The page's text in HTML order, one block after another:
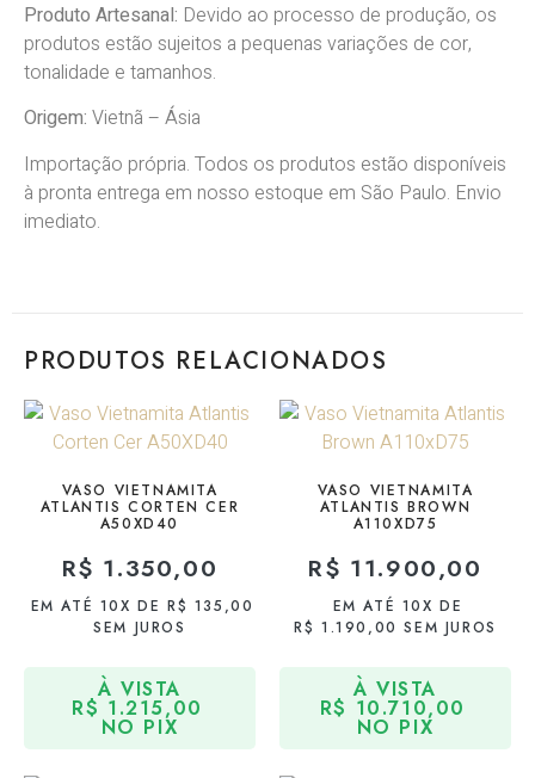
Produto Artesanal: Devido ao processo de produção, os
produtos estão sujeitos a pequenas variações de cor,
tonalidade e tamanhos.
Origem: Vietnã – Ásia
Importação própria. Todos os produtos estão disponíveis
à pronta entrega em nosso estoque em São Paulo. Envio
imediato.
PRODUTOS RELACIONADOS
VASO VIETNAMITA
ATLANTIS CORTEN CER
A50XD40
R$ 1.350,00
EM ATÉ 10X DE R$ 135,00
SEM JUROS
À VISTA
R$ 1.215,00
NO PIX
VASO VIETNAMITA
ATLANTIS BROWN
A110XD75
R$ 11.900,00
EM ATÉ 10X DE
R$ 1.190,00 SEM JUROS
À VISTA
R$ 10.710,00
NO PIX